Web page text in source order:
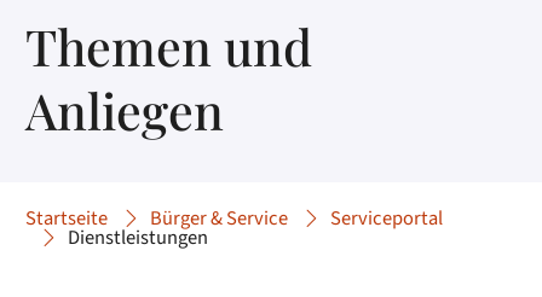
Themen und
Anliegen
Startseite Bürger & Service Serviceportal
Dienstleistungen